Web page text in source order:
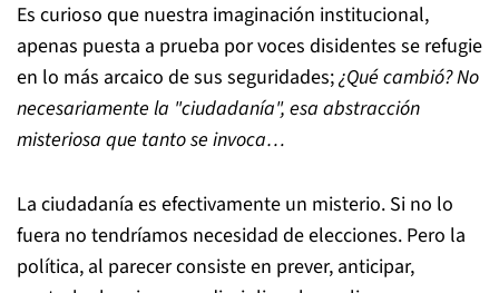
Es curioso que nuestra imaginación institucional,
apenas puesta a prueba por voces disidentes se refugie
en lo más arcaico de sus seguridades;¿Qué cambió? No
necesariamente la "ciudadanía", esa abstracción
misteriosa que tanto se invoca…
La ciudadanía es efectivamente un misterio. Si no lo
fuera no tendríamos necesidad de elecciones. Pero la
política, al parecer consiste en prever, anticipar,